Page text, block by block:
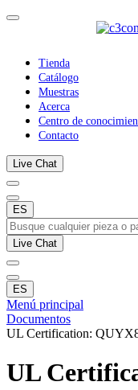
Tienda
Catálogo
Muestras
Acerca
Centro de
Contacto
Live Chat
ES
Live Chat
ES
Menú principal
Documentos
UL Certification:
UL